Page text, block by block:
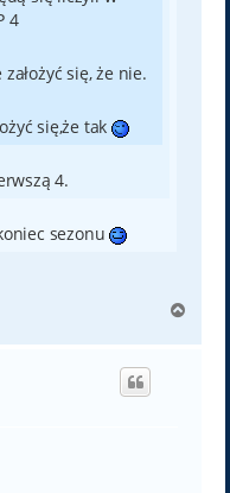
4
się, że nie.
się,że tak
4.
sezonu
g